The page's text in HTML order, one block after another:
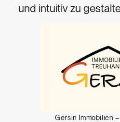
und intuitiv zu
Gersin Immobilien